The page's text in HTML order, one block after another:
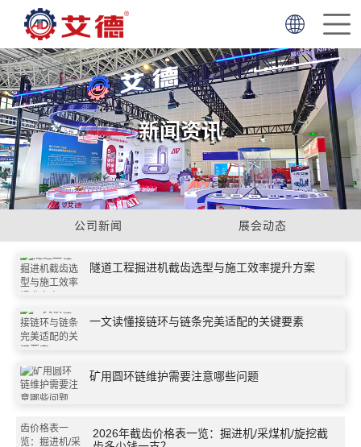
简体中文
English
新闻资讯
公司新闻 展会动态
隧道工程掘进机截齿选型与施工效率提升方案
一文读懂接链环与链条完美适配的关键要素
矿用圆环链维护需要注意哪些问题
2026年截齿价格表一览：掘进机/采煤机/旋挖截
页
走
进
艾
德
产
品
中
项
目
服